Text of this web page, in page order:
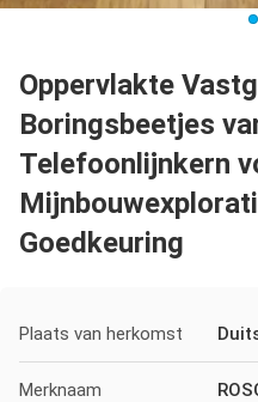
Oppervlakte
Boringsbeetjes
Telefoonlijnkern
Goedkeuring
Plaats van herkomst
Merknaam